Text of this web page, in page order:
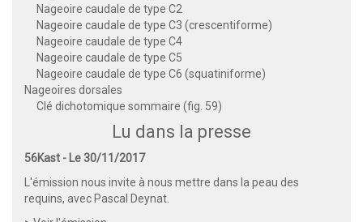
Nageoire caudale de type C2
Nageoire caudale de type C3 (crescentiforme)
Nageoire caudale de type C4
Nageoire caudale de type C5
Nageoire caudale de type C6 (squatiniforme)
Nageoires dorsales
Clé dichotomique sommaire (fig. 59)
Lu dans la presse
56Kast - Le 30/11/2017
L'émission nous invite à nous mettre dans la peau des
requins, avec Pascal Deynat.